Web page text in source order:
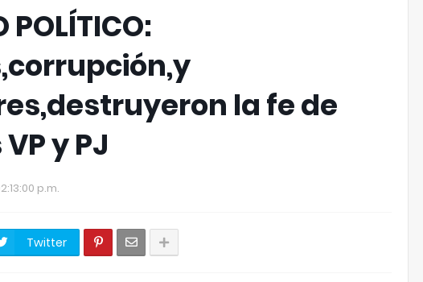
POLÍTICO:
la fe de
y PJ
p.m.
Twitter